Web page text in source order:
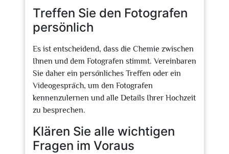
Treffen Sie den Fotografen
persönlich
Es ist entscheidend, dass die Chemie zwischen
Ihnen und dem Fotografen stimmt. Vereinbaren
Sie daher ein persönliches Treffen oder ein
Videogespräch, um den Fotografen
kennenzulernen und alle Details Ihrer Hochzeit
zu besprechen.
Klären Sie alle wichtigen
Fragen im Voraus